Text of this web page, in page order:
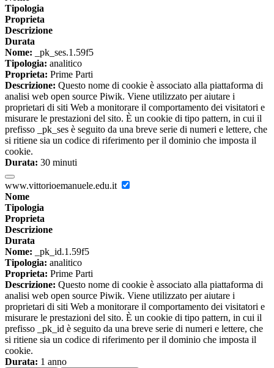
Tipologia
Proprieta
Descrizione
Durata
Nome: _pk_ses.1.59f5
Tipologia: analitico
Proprieta: Prime Parti
Descrizione: Questo nome di cookie è associato alla piattaforma di
analisi web open source Piwik. Viene utilizzato per aiutare i
proprietari di siti Web a monitorare il comportamento dei visitatori e
misurare le prestazioni del sito. È un cookie di tipo pattern, in cui il
prefisso _pk_ses è seguito da una breve serie di numeri e lettere, che
si ritiene sia un codice di riferimento per il dominio che imposta il
cookie.
Durata: 30 minuti
www.vittorioemanuele.edu.it
Nome
Tipologia
Proprieta
Descrizione
Durata
Nome: _pk_id.1.59f5
Tipologia: analitico
Proprieta: Prime Parti
Descrizione: Questo nome di cookie è associato alla piattaforma di
analisi web open source Piwik. Viene utilizzato per aiutare i
proprietari di siti Web a monitorare il comportamento dei visitatori e
misurare le prestazioni del sito. È un cookie di tipo pattern, in cui il
prefisso _pk_id è seguito da una breve serie di numeri e lettere, che
si ritiene sia un codice di riferimento per il dominio che imposta il
cookie.
Durata: 1 anno